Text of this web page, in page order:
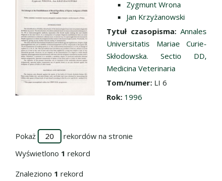
Zygmunt Wrona
Jan Krzyżanowski
Tytuł czasopisma: Annales
Universitatis Mariae Curie-
Skłodowska. Sectio DD,
Medicina Veterinaria
Tom/numer: LI 6
Rok: 1996
Pokaż
rekordów na stronie
Wyświetlono 1 rekord
Znaleziono 1 rekord